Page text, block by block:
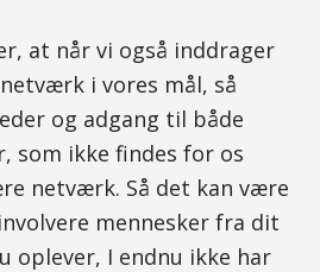
at når vi også inddrager
i vores mål, så
og adgang til både
som ikke findes for os
netværk. Så det kan være
mennesker fra dit
oplever, I endnu ikke har